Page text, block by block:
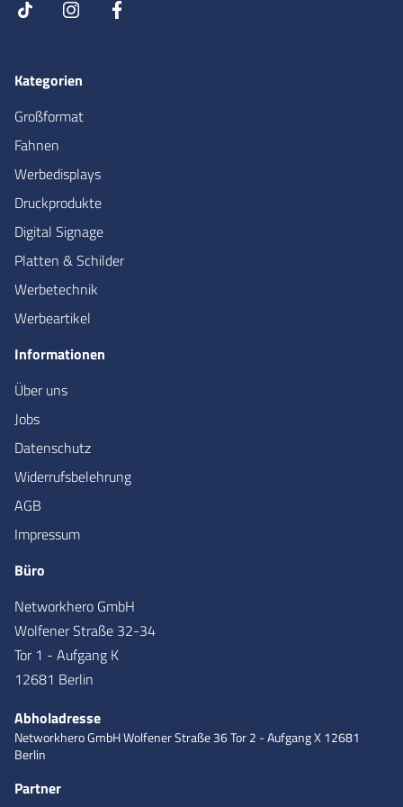
85000
Kategorien
Großformat
Fahnen
Werbedisplays
Druckprodukte
Digital Signage
Platten & Schilder
Werbetechnik
Werbeartikel
Informationen
Über uns
Jobs
Datenschutz
Widerrufsbelehrung
AGB
Impressum
Büro
Networkhero GmbH
Wolfener Straße 32-34
Tor 1 - Aufgang K
12681 Berlin
Abholadresse
Networkhero GmbHWolfener Straße 36Tor 2 - Aufgang X12681
Berlin
Partner